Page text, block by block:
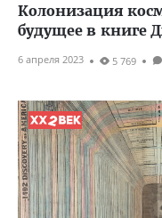
Колонизация
будущее в книге
6 апреля 2023 5 769